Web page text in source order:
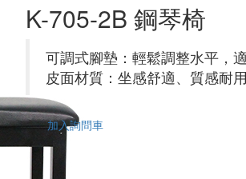
K-705-2B 鋼琴椅
可調式腳墊：輕鬆調整水平，
皮面材質：坐感舒適、質感耐用
加入詢問車